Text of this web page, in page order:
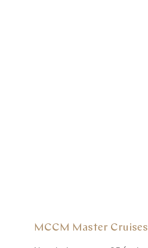
MCCM Master Cruises